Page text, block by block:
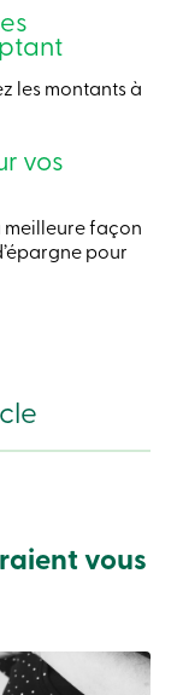
les montants à
vos
meilleure façon
pour
vous